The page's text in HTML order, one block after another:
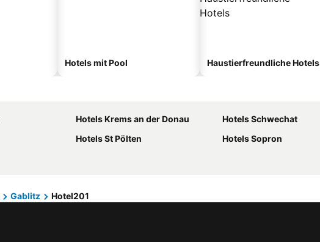
Hotels mit Pool Haustierfreundliche Hotels
Hotels Krems an der Donau
Hotels Schwechat
Hotels St Pölten
Hotels Sopron
Gablitz Hotel201